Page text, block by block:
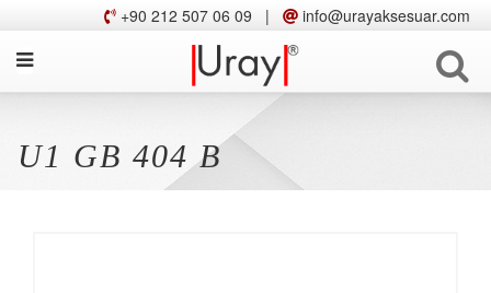
+90 212 507 06 09 | info@urayaksesuar.com
U1 GB 404 B